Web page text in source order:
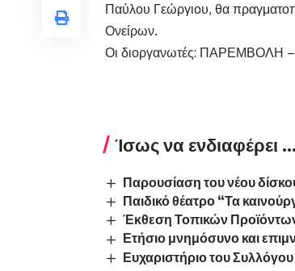
Παύλου Γεώργιου, θα
Ονείρων.
Οι διοργανωτές: ΠΑΡΕΜΒΟΛΗ
Ίσως να ενδιαφέρει ...
Παρουσίαση του νέου
Παιδικό θέατρο “Τα
Έκθεση Τοπικών
Ετήσιο μνημόσυνο και
Ευχαριστήριο του